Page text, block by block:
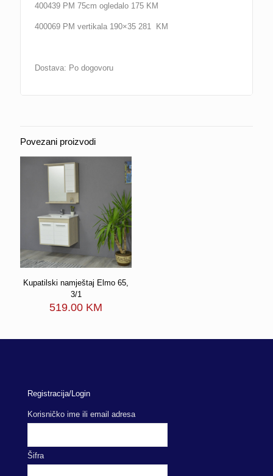
400439 PM 75cm ogledalo 175 KM
400069 PM vertikala 190×35 281 KM
Dostava: Po dogovoru
Povezani proizvodi
Kupatilski namještaj Elmo 65,
3/1
519.00 KM
Registracija/Login
Korisničko ime ili email adresa
Šifra